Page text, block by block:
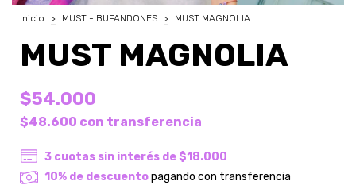
Inicio > MUST - BUFANDONES > MUST MAGNOLIA
MUST MAGNOLIA
$54.000
$48.600 con transferencia
3 cuotas sin interés de$18.000
10% de descuentopagando con transferencia